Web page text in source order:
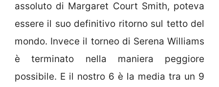
assoluto di Margaret Court Smith, poteva
essere il suo definitivo ritorno sul tetto del
mondo. Invece il torneo di Serena Williams
è terminato nella maniera peggiore
possibile. E il nostro 6 è la media tra un 9